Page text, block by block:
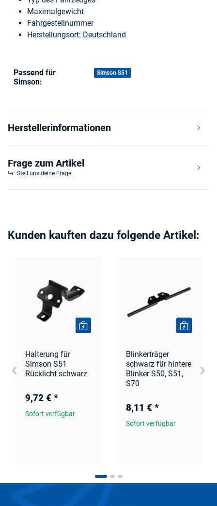
Maximalgewicht
Fahrgestellnummer
Herstellungsort: Deutschland
Produkteigenschaft
Wert
Passend für
Simson:
Simson S51
Herstellerinformationen
Frage zum Artikel
Stell uns deine Frage
Kunden kauften dazu folgende Artikel:
Halterung für
Simson S51
Rücklicht schwarz
9,72 € *
Sofort verfügbar
Blinkerträger
schwarz für hintere
Blinker S50, S51,
S70
8,11 € *
Sofort verfügbar